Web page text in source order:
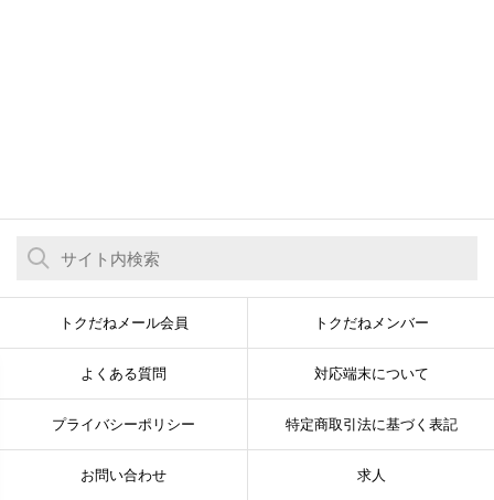
トクだねメール会員 トクだねメンバー
よくある質問 対応端末について
プライバシーポリシー 特定商取引法に基づく表記
お問い合わせ 求人